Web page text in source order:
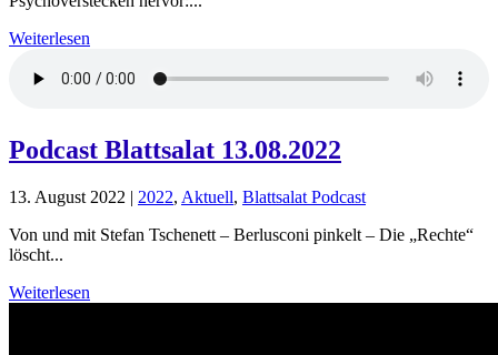
Weiterlesen
Podcast Blattsalat 13.08.2022
13. August 2022 | 2022, Aktuell, Blattsalat Podcast
Von und mit Stefan Tschenett – Berlusconi pinkelt – Die „Rechte“
löscht...
Weiterlesen